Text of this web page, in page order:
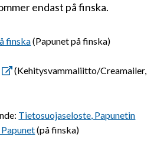
endast på finska.
finska(Papunet på finska)
(Kehitysvammaliitto/Creamailer,
Tietosuojaseloste, Papunetin
(på finska)